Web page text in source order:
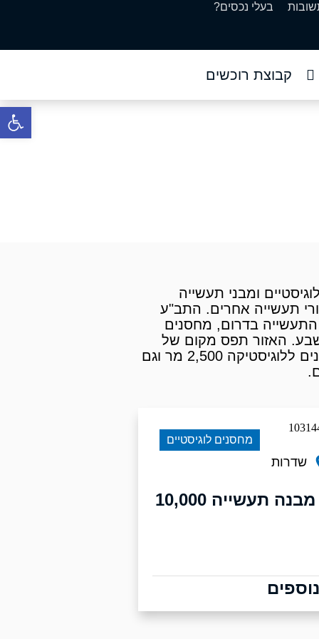
בעלי נכסים?
קבוצת רוכשים
מחסנים לוגיסטיים ומבני תעשייה
תעשייה אחרים. התב"ע
בדרום, מחסנים
האזור תפס מקום של
והשכירה מבנים ללוגיסטיקה ותעשייה, מחסנים ללוגיסטיקה 1500 מר ,מחסנים ללוגיסטיקה 2,500 מר וגם
שדרות
להשכרה מבנה תעשייה 10,000
מחסנים לוגיסטיים
פתח